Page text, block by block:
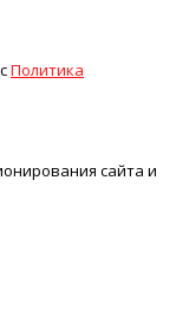
Политика
сайта и